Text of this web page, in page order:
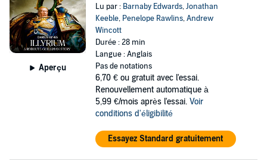
Aperçu
Lu par : Barnaby Edwards,Jonathan
Keeble, Penelope Rawlins,Andrew
Wincott
Durée : 28 min
Langue : Anglais
Pas de notations
6,70 € ou gratuit avec l'essai.
Renouvellement automatique à
5,99 €/mois après l'essai. Voir
conditions d'éligibilité
Essayez Standard gratuitement